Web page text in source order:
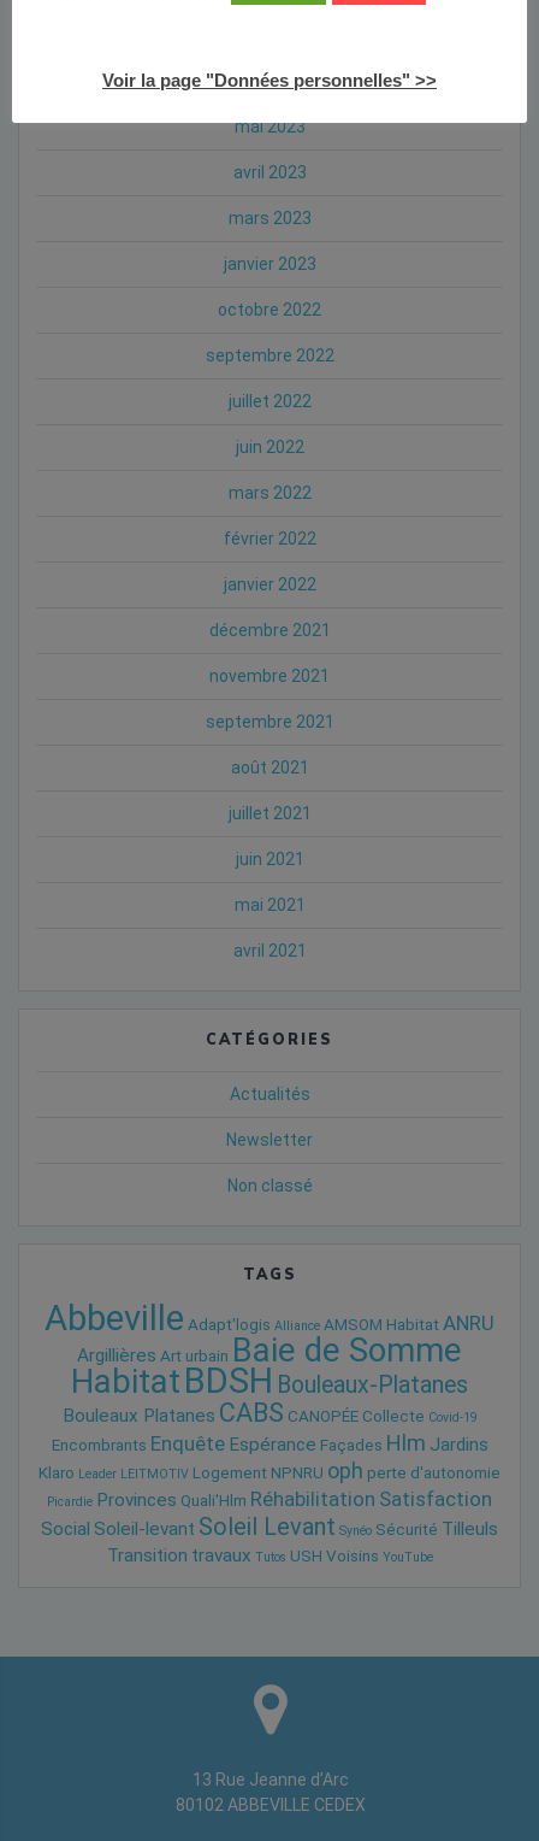
août 2023
mai 2023
avril 2023
mars 2023
janvier 2023
octobre 2022
septembre 2022
juillet 2022
juin 2022
mars 2022
février 2022
janvier 2022
décembre 2021
novembre 2021
septembre 2021
août 2021
juillet 2021
juin 2021
mai 2021
avril 2021
CATÉGORIES
Actualités
Newsletter
Non classé
TAGS
Abbeville Adapt'logis Alliance AMSOM Habitat ANRU
Argillières Art urbain Baie de Somme
HabitatBDSH Bouleaux-Platanes
Bouleaux Platanes CABS CANOPÉE Collecte Covid-19
Encombrants Enquête Espérance Façades Hlm Jardins
Klaro Leader LEITMOTIV Logement NPNRU oph perte d'autonomie
Picardie Provinces Quali'Hlm Réhabilitation Satisfaction
Social Soleil-levant Soleil Levant Synéo Sécurité Tilleuls
Transition travaux Tutos USH Voisins YouTube
13 Rue Jeanne d’Arc
80102 ABBEVILLE CEDEX
Voir la page "Données personnelles" >>